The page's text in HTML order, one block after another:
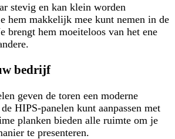
stevig en kan klein worden
hem makkelijk mee kunt nemen in de
brengt hem moeiteloos van het ene
bedrijf
geven de toren een moderne
HIPS-panelen kunt aanpassen met
planken bieden alle ruimte om je
te presenteren.